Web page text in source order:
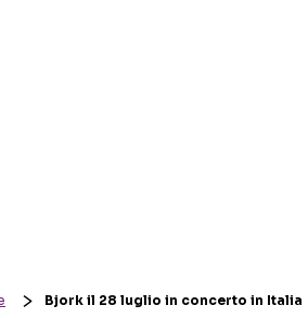
Bjork il 28 luglio in concerto in Italia